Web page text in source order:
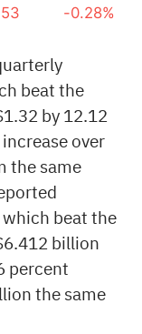
-0.28%
beat the
by 12.12
over
the same
beat the
billion
percent
the same